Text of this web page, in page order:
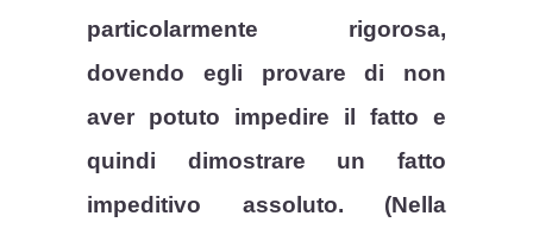
particolarmente rigorosa,
dovendo egli provare di non
aver potuto impedire il fatto e
quindi dimostrare un fatto
impeditivo assoluto. (Nella